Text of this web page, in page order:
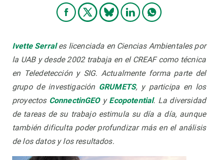
Ivette Serrales licenciada en Ciencias Ambientales por
la UAB y desde 2002 trabaja en el CREAF como técnica
en Teledetección y SIG. Actualmente forma parte del
grupo de investigación GRUMETS, y participa en los
proyectos ConnectinGEOy Ecopotential. La diversidad
de tareas de su trabajo estimula su día a día, aunque
también dificulta poder profundizar más en el análisis
de los datos y los resultados.